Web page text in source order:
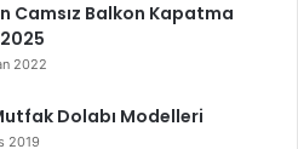
Camsız Balkon Kapatma
2022
Dolabı Modelleri
2019